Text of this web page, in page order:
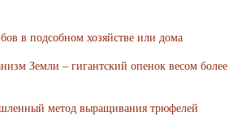
в подсобном хозяйстве или дома
Земли – гигантский опенок весом более
метод выращивания трюфелей